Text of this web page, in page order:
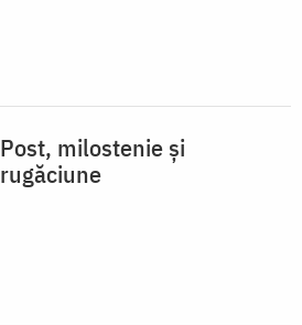
Post, milostenie și
rugăciune